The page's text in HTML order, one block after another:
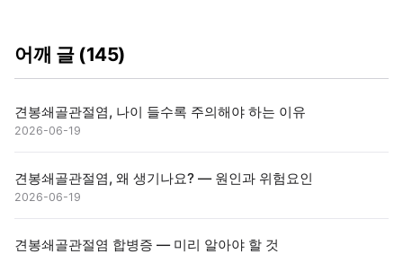
어깨 글 (145)
견봉쇄골관절염, 나이 들수록 주의해야 하는 이유
2026-06-19
견봉쇄골관절염, 왜 생기나요? — 원인과 위험요인
2026-06-19
견봉쇄골관절염 합병증 — 미리 알아야 할 것